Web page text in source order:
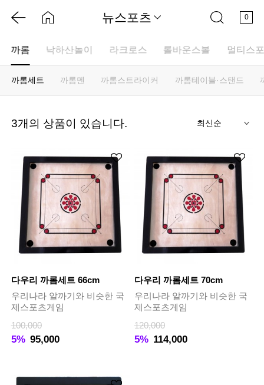
0
뉴스포츠
까롬 낙하산놀이 라크로스 롤바운스볼 멀티스
까롬세트 까롬멘 까롬스트라이커 까롬테이블·스탠드
3개의 상품이 있습니다.
다우리 까롬세트 66cm
우리나라 알까기와 비슷한 국
제스포츠게임
100,000
5% 95,000
다우리 까롬세트 70cm
우리나라 알까기와 비슷한 국
제스포츠게임
120,000
5% 114,000